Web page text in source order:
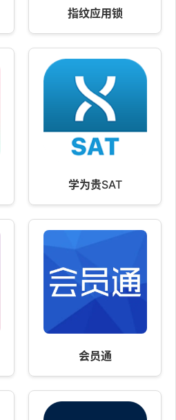
指纹应用锁
学为贵SAT
会员通